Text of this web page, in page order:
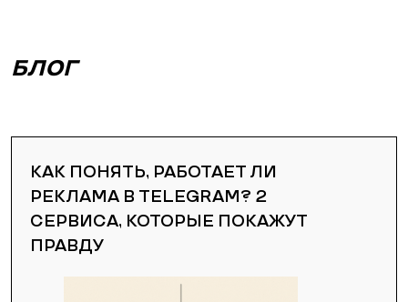
БЛОГ
КАК ПОНЯТЬ, РАБОТАЕТ ЛИ
РЕКЛАМА В TELEGRAM? 2
СЕРВИСА, КОТОРЫЕ ПОКАЖУТ
ПРАВДУ